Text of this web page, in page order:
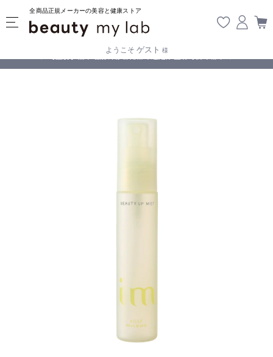
全商品正規メーカーの美容と健康ストア
ようこそ ゲスト 様
【重要】熊本地震の影響により遅延が生じております